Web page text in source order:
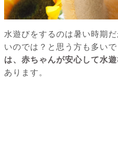
水遊びをするのは暑い時期
いのでは？と思う方も多いで
は、赤ちゃんが安心して水
あります。